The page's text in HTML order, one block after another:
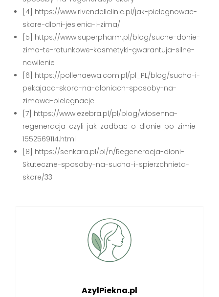
[4] https://www.rivendellclinic.pl/jak-pielegnowac-
skore-dloni-jesienia-i-zima/
[5] https://www.superpharm.pl/blog/suche-donie-
zima-te-ratunkowe-kosmetyki-gwarantuja-silne-
nawilenie
[6] https://pollenaewa.com.pl/pl_PL/blog/sucha-i-
pekajaca-skora-na-dloniach-sposoby-na-
zimowa-pielegnacje
[7] https://www.ezebra.pl/pl/blog/wiosenna-
regeneracja-czyli-jak-zadbac-o-dlonie-po-zimie-
1552569114.html
[8] https://senkara.pl/pl/n/Regeneracja-dloni-
Skuteczne-sposoby-na-sucha-i-spierzchnieta-
skore/33
AzylPiekna.pl